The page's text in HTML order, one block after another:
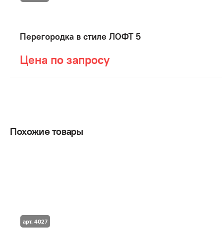
Перегородка в стиле ЛОФТ 5
Цена по запросу
Похожие товары
арт. 4027